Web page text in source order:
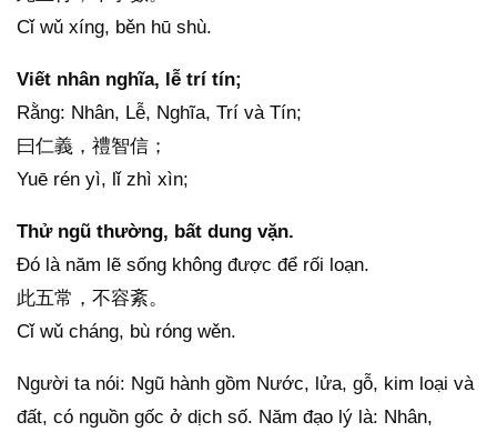
Cǐ wǔ xíng, běn hū shù.
Viết nhân nghĩa, lễ trí tín;
Rằng: Nhân, Lễ, Nghĩa, Trí và Tín;
曰仁義，禮智信；
Yuē rén yì, lǐ zhì xìn;
Thử ngũ thường, bất dung vặn.
Đó là năm lẽ sống không được để rối loạn.
此五常，不容紊。
Cǐ wǔ cháng, bù róng wěn.
Người ta nói: Ngũ hành gồm Nước, lửa, gỗ, kim loại và
đất, có nguồn gốc ở dịch số. Năm đạo lý là: Nhân,